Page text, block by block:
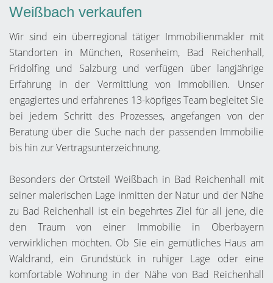
Weißbach verkaufen
Wir sind ein überregional tätiger Immobilienmakler mit
Standorten in München, Rosenheim, Bad Reichenhall,
Fridolfing und Salzburg und verfügen über langjährige
Erfahrung in der Vermittlung von Immobilien. Unser
engagiertes und erfahrenes 13-köpfiges Team begleitet Sie
bei jedem Schritt des Prozesses, angefangen von der
Beratung über die Suche nach der passenden Immobilie
bis hin zur Vertragsunterzeichnung.
Besonders der Ortsteil Weißbach in Bad Reichenhall mit
seiner malerischen Lage inmitten der Natur und der Nähe
zu Bad Reichenhall ist ein begehrtes Ziel für all jene, die
den Traum von einer Immobilie in Oberbayern
verwirklichen möchten. Ob Sie ein gemütliches Haus am
Waldrand, ein Grundstück in ruhiger Lage oder eine
komfortable Wohnung in der Nähe von Bad Reichenhall